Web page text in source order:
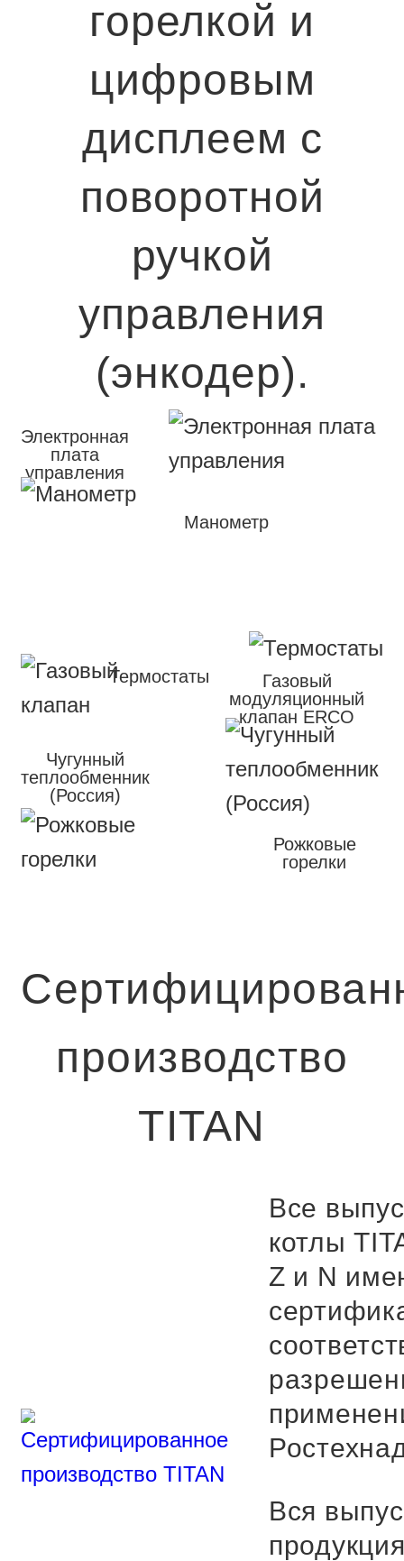
горелкой и
цифровым
дисплеем с
поворотной
ручкой
управления
(энкодер).
Электронная
плата
управления
Манометр
Термостаты
Газовый
модуляционный
клапан ERCO
Чугунный
теплообменник
(Россия)
Рожковые
горелки
производство
TITAN
Все
котлы
Z и N
Вся